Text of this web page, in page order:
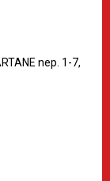
nep. 1-7,